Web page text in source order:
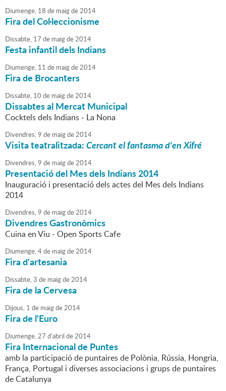
Diumenge, 18 de maigde2014
Fira del Col·leccionisme
Dissabte, 17 de maigde2014
Festa infantil dels Indians
Diumenge, 11 de maigde2014
Fira de Brocanters
Dissabte, 10 de maigde2014
Dissabtes al Mercat Municipal
Cocktels dels Indians - La Nona
Divendres,9 de maigde2014
Visita teatralitzada:Cercant el fantasma d'en Xifré
Divendres,9 de maigde2014
Presentació del Mes dels Indians 2014
Inauguració i presentació dels actes del Mes dels Indians
2014
Divendres,9 de maigde2014
Divendres Gastronòmics
Cuina en Viu - Open Sports Cafe
Diumenge,4de maigde2014
Fira d'artesania
Dissabte,3 de maigde2014
Fira de la Cervesa
Dijous, 1 de maigde2014
Fira de l'Euro
Diumenge,27 d'abril de2014
Fira Internacional de Puntes
amb la participació de puntaires de Polònia, Rússia, Hongria,
França, Portugal i diverses associacions i grups de puntaires
de Catalunya